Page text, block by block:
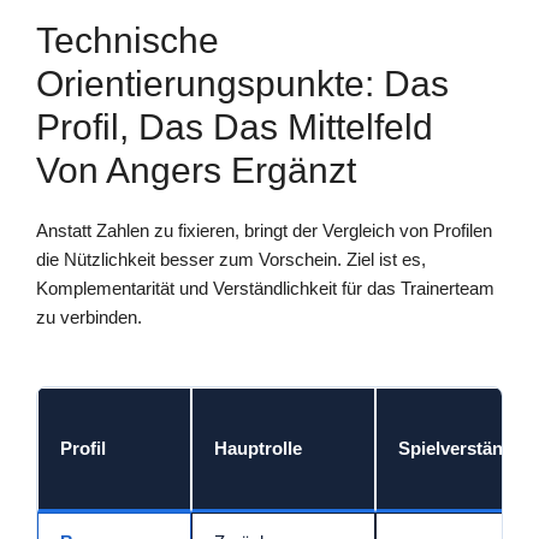
Technische
Orientierungspunkte: Das
Profil, Das Das Mittelfeld
Von Angers Ergänzt
Anstatt Zahlen zu fixieren, bringt der Vergleich von Profilen
die Nützlichkeit besser zum Vorschein. Ziel ist es,
Komplementarität und Verständlichkeit für das Trainerteam
zu verbinden.
Profil Hauptrolle Spielverständnis